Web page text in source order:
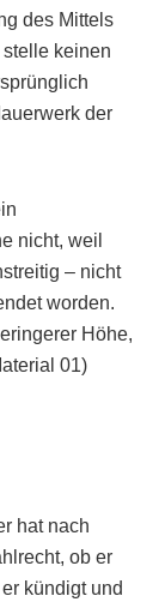
des Mittels
keinen
der
nicht, weil
– nicht
worden.
Höhe,
01)
hat nach
ob er
kündigt und